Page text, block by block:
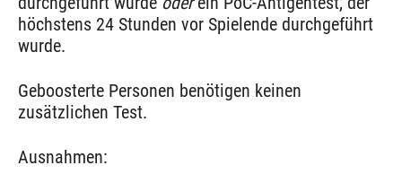
höchstens 24 Stunden vor Spielende durchgeführt
wurde.
Geboosterte Personen benötigen keinen
zusätzlichen Test.
Ausnahmen: